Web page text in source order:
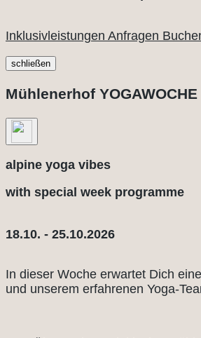
Inklusivleistungen Anfragen
schließen
Mühlenerhof YOGAWOCHE
alpine yoga vibes
with special week programme
18.10. - 25.10.2026
In dieser Woche erwartet Dich
und unserem erfahrenen Yoga-